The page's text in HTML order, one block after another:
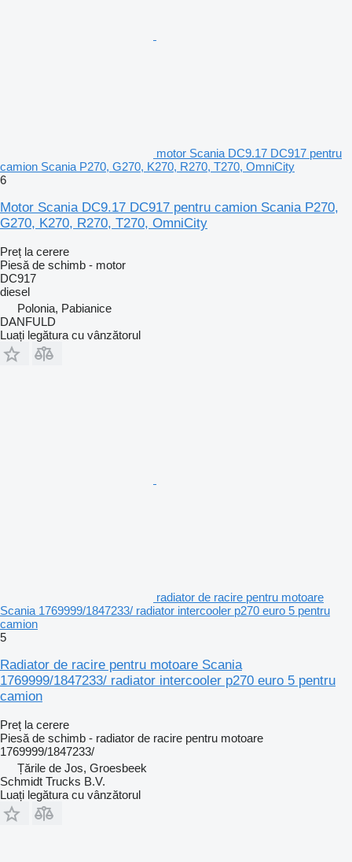
motor Scania DC9.17 DC917 pentru
camion Scania P270, G270, K270, R270, T270, OmniCity
6
Motor Scania DC9.17 DC917 pentru camion Scania P270,
G270, K270, R270, T270, OmniCity
Preț la cerere
Piesă de schimb - motor
DC917
diesel
Polonia, Pabianice
DANFULD
Luați legătura cu vânzătorul
radiator de racire pentru motoare
Scania 1769999/1847233/ radiator intercooler p270 euro 5 pentru
camion
5
Radiator de racire pentru motoare Scania
1769999/1847233/ radiator intercooler p270 euro 5 pentru
camion
Preț la cerere
Piesă de schimb - radiator de racire pentru motoare
1769999/1847233/
Țările de Jos, Groesbeek
Schmidt Trucks B.V.
Luați legătura cu vânzătorul